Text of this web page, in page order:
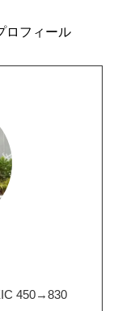
ロフィール
450→830